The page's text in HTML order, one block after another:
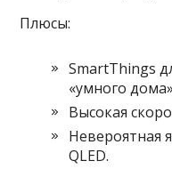
Плюсы:
SmartThings
«умного
Высокая
Невероятная
QLED.